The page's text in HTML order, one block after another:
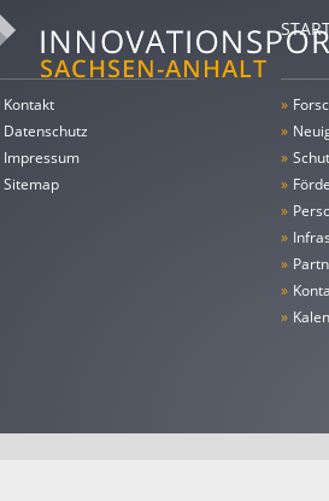
Kontakt
Datenschutz
Impressum
Sitemap
»
»
»
»
»
»
»
»
»